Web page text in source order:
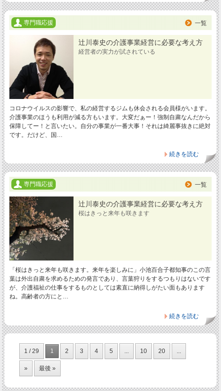
専門職応援 一覧
辻川泰史の介護事業経営に必要な考え方
経営者の実力が試されている
コロナウイルスの影響で、私の経営するジムも休会される会員様がいます。
介護事業のほうも利用が減る方もいます。大変だぁー！強制自粛なんだから
保障してー！と言いたい。自分の事業が一番大事！それは綺麗事抜きに絶対
です。だけど、国…
続きを読む
専門職応援 一覧
辻川泰史の介護事業経営に必要な考え方
桜はきっと来年も咲きます
「桜はきっと来年も咲きます。来年を楽しみに」小池百合子都知事のこの言
葉は外出自粛を求めるための発言であり、言葉狩りをするつもりはないです
が、介護福祉の仕事をするものとしては素直に納得しがたい面もあります
ね。高齢者の方にと…
続きを読む
1 / 29 1 2 3 4 5 ... 10 20 ...
» 最後 »